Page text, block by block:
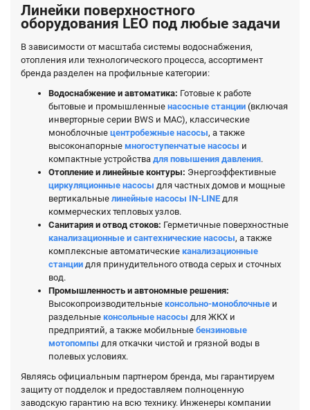
Линейки поверхностного
оборудования LEO под любые задачи
В зависимости от масштаба системы водоснабжения,
отопления или технологического процесса, ассортимент
бренда разделен на профильные категории:
Водоснабжение и автоматика: Готовые к работе
бытовые и промышленные насосные станции (включая
инверторные серии BWS и MAC), классические
моноблочные центробежные насосы, а также
высоконапорные многоступенчатые насосы и
компактные устройства для повышения давления.
Отопление и линейные контуры: Энергоэффективные
циркуляционные насосы для частных домов и мощные
вертикальные линейные насосы IN-LINE для
коммерческих тепловых узлов.
Санитария и отвод стоков: Герметичные поверхностные
канализационные и сантехнические насосы, а также
комплексные автоматические канализационные
станции для принудительного отвода серых и сточных
вод.
Промышленность и автономные решения:
Высокопроизводительные консольно-моноблочные и
раздельные консольные насосы для ЖКХ и
предприятий, а также мобильные бензиновые
мотопомпы для откачки чистой и грязной воды в
полевых условиях.
Являясь официальным партнером бренда, мы гарантируем
защиту от подделок и предоставляем полноценную
заводскую гарантию на всю технику. Инженеры компании